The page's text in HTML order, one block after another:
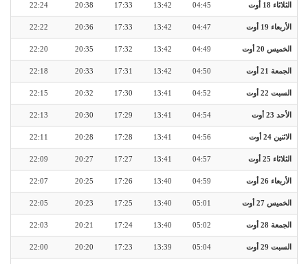
الثلاثاء 18 أوت 04:45
13:42
17:33
20:38
22:24
الأربعاء 19 أوت 04:47
13:42
17:33
20:36
22:22
الخميس 20 أوت 04:49
13:42
17:32
20:35
22:20
الجمعة 21 أوت 04:50
13:42
17:31
20:33
22:18
السبت 22 أوت 04:52
13:41
17:30
20:32
22:15
الأحد 23 أوت 04:54
13:41
17:29
20:30
22:13
الاثنين 24 أوت 04:56
13:41
17:28
20:28
22:11
الثلاثاء 25 أوت 04:57
13:41
17:27
20:27
22:09
الأربعاء 26 أوت 04:59
13:40
17:26
20:25
22:07
الخميس 27 أوت 05:01
13:40
17:25
20:23
22:05
الجمعة 28 أوت 05:02
13:40
17:24
20:21
22:03
السبت 29 أوت 05:04
13:39
17:23
20:20
22:00